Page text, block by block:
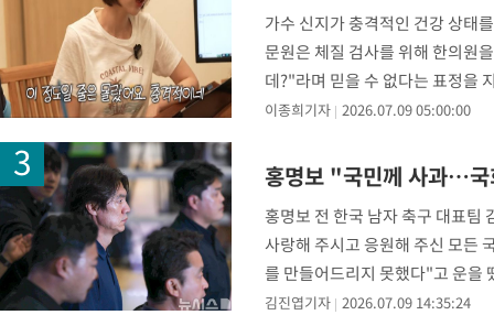
-30576초 전 >외신들도 주목한 韓축구 파문…"국민적 공분에 수사 재개"
-30547초 전 >11시간 압수수색에 성접대 파문까지…'쑥대밭' 된 축구협회
-29569초 전 > [속보]규제합리화위원회 부위원장에 김태유 서울대 공대 교
병태 후임
-25927초 전 >[속보]국힘 윤리위, '돌려차기 발언' 진종오·서범수 징계 절차
-21252초 전 >[속보] 7월 중국 수출 23.9%↑ 수입 27.5%↑…무역총액
25.3%↑
-18412초 전 >[속보]'채상병 순직 책임' 임성근, 항소심도 징역 3년
-18278초 전 >[속보]종합특검, '관저이전 봐주기 감사' 유병호 구속기소
-14878초 전 >민주 콩고 에볼라환자 4천명 돌파, 4053명 발생 1850명 사망
-14128초 전 >[속보]'300억원대 사기 혐의' 차가원 대표 구속 송치
-13322초 전 >"미 전국적 살모네라 식중독 원인은 멕시코산 할라피뇨"--
가수 신지가 충격적인 건강 상태
문원은 체질 검사를 위해 한의원
데?"라며 믿을 수 없다는 표정을
이종희기자 2026.07.09 05:00:00
홍명보 "국민께 사과…
홍명보 전 한국 남자 축구 대표팀
사랑해 주시고 응원해 주신 모든
를 만들어드리지 못했다"고 운을
로서 그 책임을
김진엽기자 2026.07.09 14:35:24